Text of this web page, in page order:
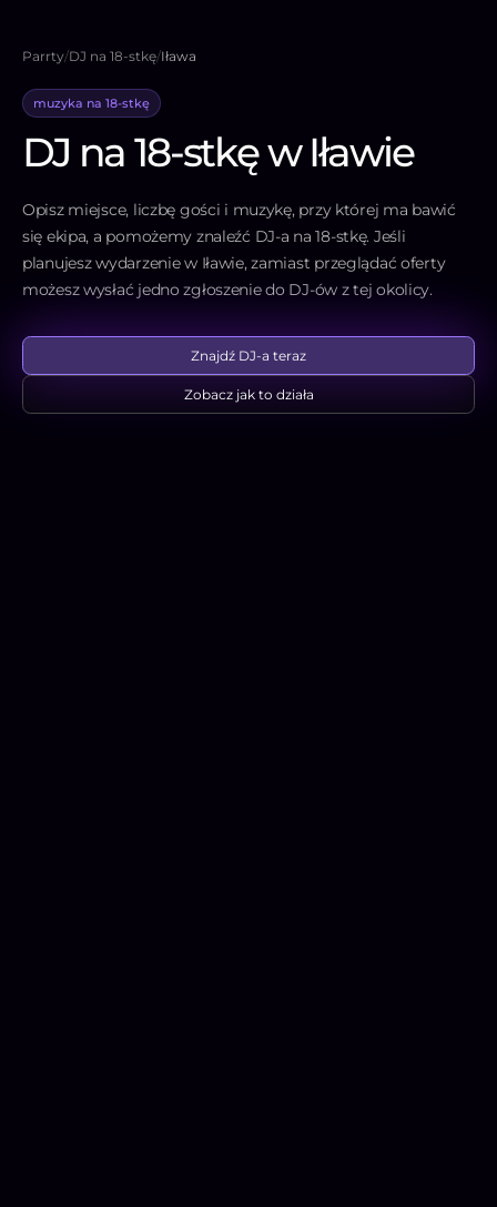
Parrty/DJ na 18-stkę/Iława
muzyka na 18-stkę
DJ na 18-stkę w Iławie
Opisz miejsce, liczbę gości i muzykę, przy której ma bawić
się ekipa, a pomożemy znaleźć DJ-a na 18-stkę. Jeśli
planujesz wydarzenie w Iławie, zamiast przeglądać oferty
możesz wysłać jedno zgłoszenie do DJ-ów z tej okolicy.
Znajdź DJ-a teraz
Zobacz jak to działa